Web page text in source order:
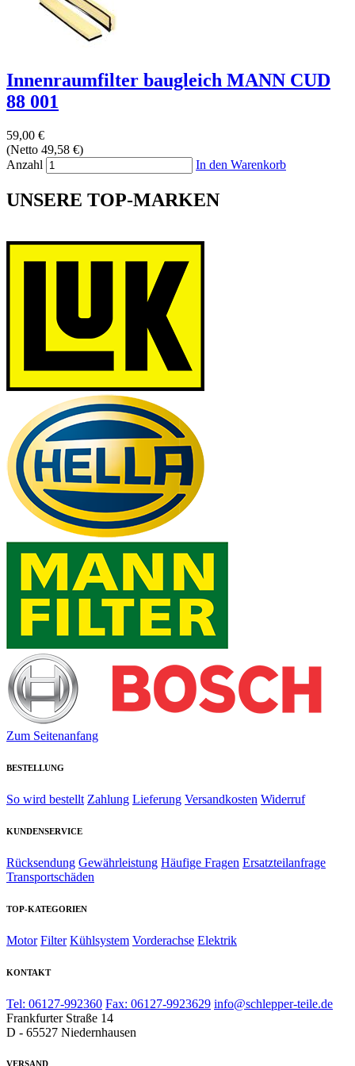
Innenraumfilter baugleich MANN CUD
88 001
59,00 €
(Netto 49,58 €)
Anzahl
In den Warenkorb
UNSERE TOP-MARKEN
Zum Seitenanfang
BESTELLUNG
So wird bestellt Zahlung Lieferung Versandkosten Widerruf
KUNDENSERVICE
Rücksendung Gewährleistung Häufige Fragen Ersatzteilanfrage
Transportschäden
TOP-KATEGORIEN
Motor Filter Kühlsystem Vorderachse Elektrik
KONTAKT
Tel: 06127-992360 Fax: 06127-9923629 info@schlepper-teile.de
Frankfurter Straße 14
D - 65527 Niedernhausen
VERSAND